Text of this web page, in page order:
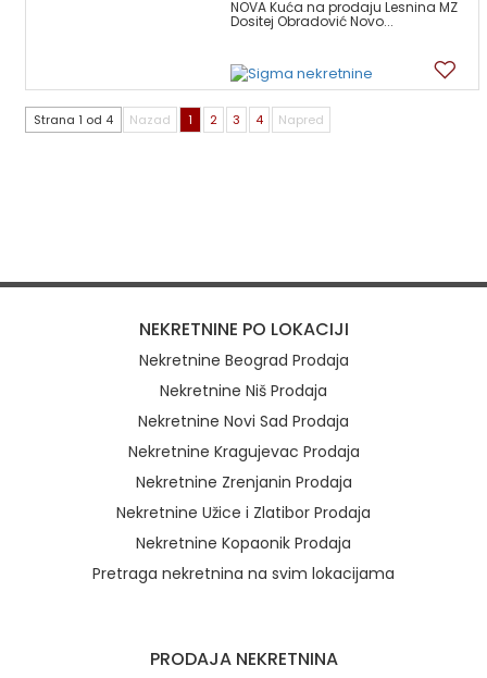
NOVA Kuća na prodaju Lesnina MZ
Dositej Obradović Novo...
Strana 1 od 4 Nazad 1 2 3 4 Napred
NEKRETNINE PO LOKACIJI
Nekretnine Beograd Prodaja
Nekretnine Niš Prodaja
Nekretnine Novi Sad Prodaja
Nekretnine Kragujevac Prodaja
Nekretnine Zrenjanin Prodaja
Nekretnine Užice i Zlatibor Prodaja
Nekretnine Kopaonik Prodaja
Pretraga nekretnina na svim lokacijama
PRODAJA NEKRETNINA